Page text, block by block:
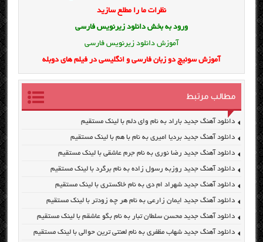
نظرات ما را مطلع سازید
ورود به بخش دانلود زیرنویس فارسی
آموزش دانلود زیرنویس فارسی
آموزش سوئیچ دو زبان فارسی و انگلیسی در فیلم های دوبله
مطالب مرتبط
دانلود آهنگ جدید باراد به نام وای دلم با لینک مستقیم
دانلود آهنگ جدید بردیا امیری به نام با هم با لینک مستقیم
دانلود آهنگ جدید رضا نوری به نام جرم عاشقی با لینک مستقیم
دانلود آهنگ جدید روزبه رسول زاده به نام برگرد با لینک مستقیم
دانلود آهنگ جدید شهراد ام دی به نام خاکستری با لینک مستقیم
دانلود آهنگ جدید ایمان زارعی به نام هر چه زودتر با لینک مستقیم
دانلود آهنگ جدید محسن سلطان تبار به نام بگو عاشقم با لینک مستقیم
دانلود آهنگ جدید شهاب مظفری به نام لعنتی ترین حوالی با لینک مستقیم